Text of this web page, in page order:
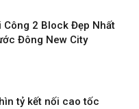
Công 2 Block Đẹp Nhất
Đông New City
tỷ kết nối cao tốc